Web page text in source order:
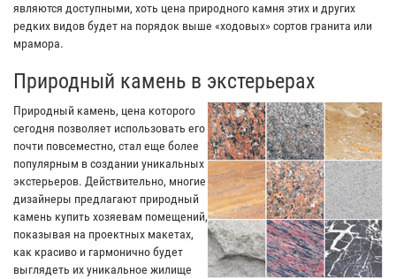
являются доступными, хоть цена природного камня этих и других
редких видов будет на порядок выше «ходовых» сортов гранита или
мрамора.
Природный камень в экстерьерах
Природный камень, цена которого
сегодня позволяет использовать его
почти повсеместно, стал еще более
популярным в создании уникальных
экстерьеров. Действительно, многие
дизайнеры предлагают природный
камень купить хозяевам помещений,
показывая на проектных макетах,
как красиво и гармонично будет
выглядеть их уникальное жилище